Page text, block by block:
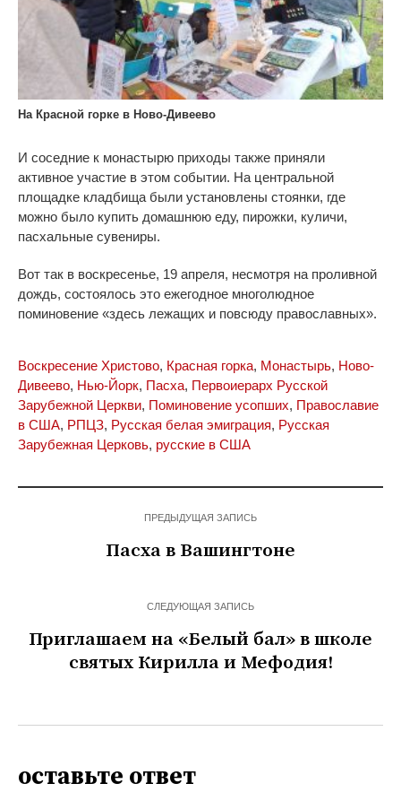
На Красной горке в Ново-Дивеево
И соседние к монастырю приходы также приняли
активное участие в этом событии. На центральной
площадке кладбища были установлены стоянки, где
можно было купить домашнюю еду, пирожки, куличи,
пасхальные сувениры.
Вот так в воскресенье, 19 апреля, несмотря на проливной
дождь, состоялось это ежегодное многолюдное
поминовение «здесь лежащих и повсюду православных».
Воскресение Христово, Красная горка, Монастырь, Ново-
Дивеево, Нью-Йорк, Пасха, Первоиерарх Русской
Зарубежной Церкви, Поминовение усопших, Православие
в США, РПЦЗ, Русская белая эмиграция, Русская
Зарубежная Церковь, русские в США
ПРЕДЫДУЩАЯ ЗАПИСЬ
Пасха в Вашингтоне
СЛЕДУЮЩАЯ ЗАПИСЬ
Приглашаем на «Белый бал» в школе
святых Кирилла и Мефодия!
оставьте ответ